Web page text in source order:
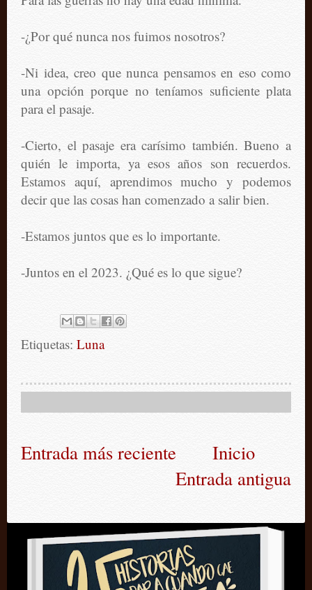
-¿Por qué nunca nos fuimos nosotros?
-Ni idea, creo que nunca pensamos en eso como
una opción porque no teníamos suficiente plata
para el pasaje.
-Cierto, el pasaje era carísimo también. Bueno a
quién le importa, ya esos años son recuerdos.
Estamos aquí, aprendimos mucho y podemos
decir que las cosas han comenzado a salir bien.
-Estamos juntos que es lo importante.
-Juntos en el 2023. ¿Qué es lo que sigue?
Etiquetas: Luna
Entrada más reciente
Entrada antigua
Inicio